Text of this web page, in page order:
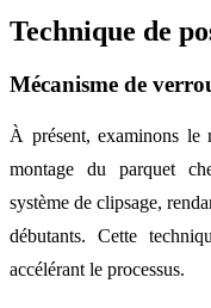
Technique de
Mécanisme de
À présent, examinons le
montage du parquet
système de clipsage,
débutants. Cette
accélérant le processus.